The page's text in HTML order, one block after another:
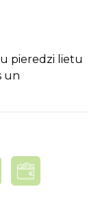
pieredzi lietu
un